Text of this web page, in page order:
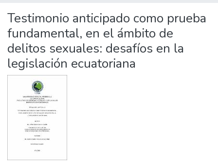
Testimonio anticipado como prueba
fundamental, en el ámbito de
delitos sexuales: desafíos en la
legislación ecuatoriana